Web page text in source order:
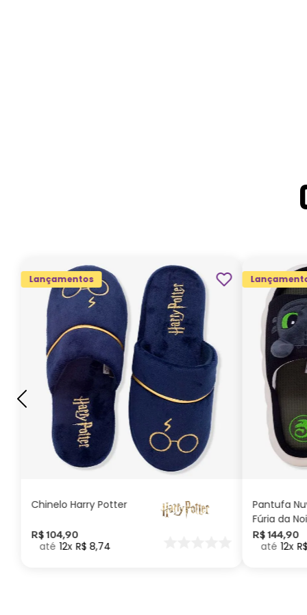
Lançamentos
Chinelo Harry Potter
R$ 104,90
12 R$ 8,74
G GG M P
ADICIONAR AO
CARRINHO
Pantufa
Fúria da
Como
seu Dragão
R$ 144,90
12 R$